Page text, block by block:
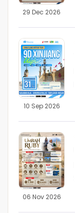
29 Dec 2026
10 Sep 2026
06 Nov 2026